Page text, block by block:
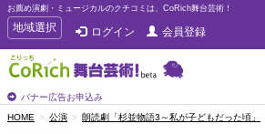
お薦め演劇・ミュージカルのクチコミは、CoRich舞台芸術！
T
o
g
g
e
n
地域選択 ログイン 会員登録
バナー広告お申込み
HOME 公演 朗読劇「杉並物語3～私が子どもだった頃」